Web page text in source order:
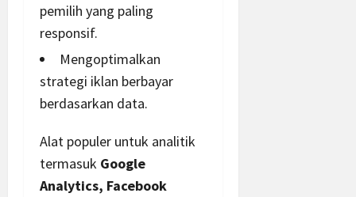
pemilih yang paling
responsif.
Mengoptimalkan
strategi iklan berbayar
berdasarkan data.
Alat populer untuk analitik
termasuk Google
Analytics, Facebook